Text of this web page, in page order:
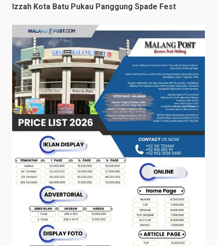
Izzah Kota Batu Pukau Panggung Spade Fest